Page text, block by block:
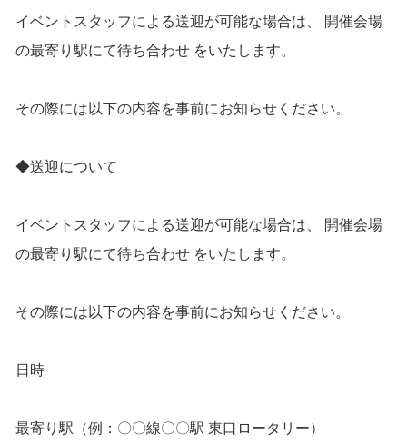
イベントスタッフによる送迎が可能な場合は、 開催会場
の最寄り駅にて待ち合わせ をいたします。
その際には以下の内容を事前にお知らせください。
◆送迎について
イベントスタッフによる送迎が可能な場合は、 開催会場
の最寄り駅にて待ち合わせ をいたします。
その際には以下の内容を事前にお知らせください。
日時
最寄り駅（例：〇〇線〇〇駅 東口ロータリー）